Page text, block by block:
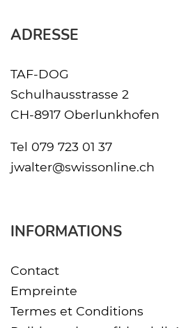
ADRESSE
TAF-DOG
Schulhausstrasse 2
CH-8917 Oberlunkhofen
Tel 079 723 01 37
jwalter@swissonline.ch
INFORMATIONS
Contact
Empreinte
Termes et Conditions